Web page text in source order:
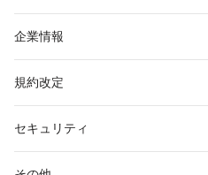
企業情報
規約改定
セキュリティ